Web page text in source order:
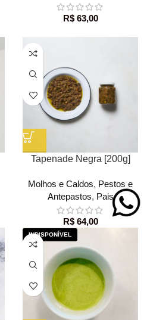
R$63,00
Tapenade Negra [200g]
Molhos e Caldos, Pestos e
Antepastos, Pais
R$64,00